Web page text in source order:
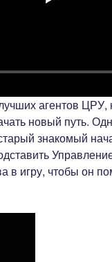
агентов ЦРУ,
новый путь.
знакомый
в игру, чтобы он